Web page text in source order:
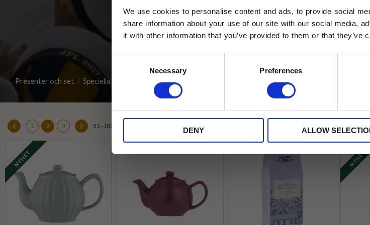
We use cookies to personalise content and ads, to provide social
share information about your use of our site with our social media,
it with other information that you’ve provided to them or that
Necessary Preferences
DENY ALLOW
Presenter och set Speciella dagar Studenten
51– 100
1 2 3
NYHET NYHET
Jag samtycker till Tehuset Javas villkor.Läs mer
* Rabatten gäller endast online på Tehusetjava.se. Rabatten fungerar endast
på ordinarie priser och kan ej kombineras med andra erbjudanden.